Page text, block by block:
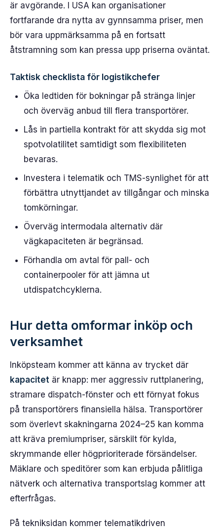
är avgörande. I USA kan organisationer
fortfarande dra nytta av gynnsamma priser, men
bör vara uppmärksamma på en fortsatt
åtstramning som kan pressa upp priserna oväntat.
Taktisk checklista för logistikchefer
Öka ledtiden för bokningar på stränga linjer
och överväg anbud till flera transportörer.
Lås in partiella kontrakt för att skydda sig mot
spotvolatilitet samtidigt som flexibiliteten
bevaras.
Investera i telematik och TMS-synlighet för att
förbättra utnyttjandet av tillgångar och minska
tomkörningar.
Överväg intermodala alternativ där
vägkapaciteten är begränsad.
Förhandla om avtal för pall- och
containerpooler för att jämna ut
utdispatchcyklerna.
Hur detta omformar inköp och
verksamhet
Inköpsteam kommer att känna av trycket där
kapacitet är knapp: mer aggressiv ruttplanering,
stramare dispatch-fönster och ett förnyat fokus
på transportörers finansiella hälsa. Transportörer
som överlevt skakningarna 2024–25 kan komma
att kräva premiumpriser, särskilt för kylda,
skrymmande eller högprioriterade försändelser.
Mäklare och speditörer som kan erbjuda pålitliga
nätverk och alternativa transportslag kommer att
efterfrågas.
På tekniksidan kommer telematikdriven